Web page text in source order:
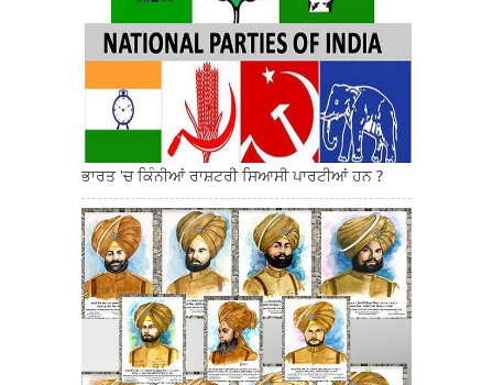
ਭਾਰਤ 'ਚ ਕਿੰਨੀਆਂ ਰਾਸ਼ਟਰੀ ਸਿਆਸੀ ਪਾਰਟੀਆਂ ਹਨ ?